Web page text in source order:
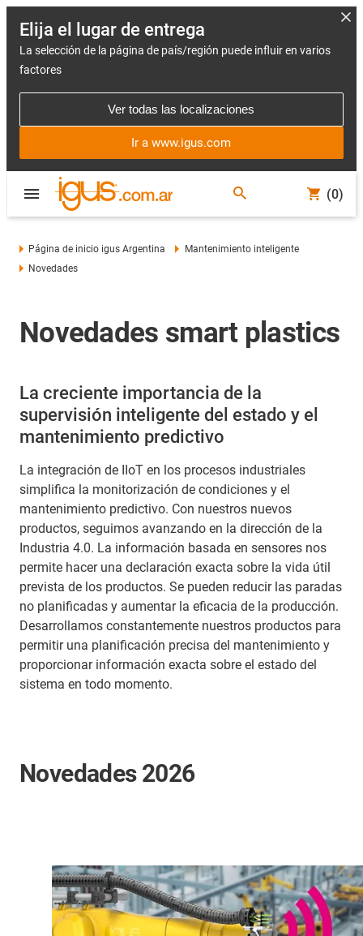
Elija el lugar de entrega
La selección de la página de país/región puede influir en varios
factores
Ver todas las localizaciones
Ir a www.igus.com
(0)
Página de inicio igus Argentina
Mantenimiento inteligente
Novedades
Novedades smart plastics
La creciente importancia de la
supervisión inteligente del estado y el
mantenimiento predictivo
La integración de IIoT en los procesos industriales
simplifica la monitorización de condiciones y el
mantenimiento predictivo. Con nuestros nuevos
productos, seguimos avanzando en la dirección de la
Industria 4.0. La información basada en sensores nos
permite hacer una declaración exacta sobre la vida útil
prevista de los productos. Se pueden reducir las paradas
no planificadas y aumentar la eficacia de la producción.
Desarrollamos constantemente nuestros productos para
permitir una planificación precisa del mantenimiento y
proporcionar información exacta sobre el estado del
sistema en todo momento.
Novedades 2026